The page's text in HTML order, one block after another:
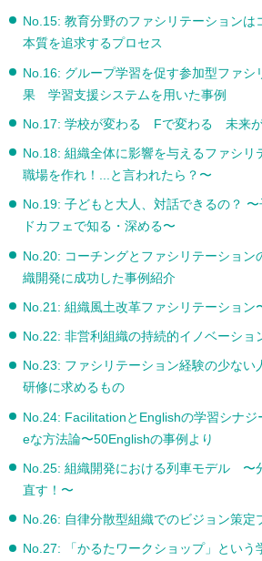
No.15: 教育分野のファシリテーションは
本質を追求するプロセス
No.16: グループ学習を促す参加型ファシ
果 学習支援システムを用いた事例
No.17: 学校が変わる Fで変わる 未来
No.18: 組織全体に影響を与えるファシリ
職場を作れ！...と言われたら？〜
No.19: 子どもと大人、対話できるの？
ドカフェで知る・深める〜
No.20: コーチングとファシリテーション
織開発に成功した事例紹介
No.21: 組織風土改革ファシリテーション
No.22: 非営利組織の持続的イノベーショ
No.23: ファシリテーション経験の少ない
研修に求めるもの
No.24: FacilitationとEnglishの学習シナ
eな方法論〜50Englishの事例より
No.25: 組織開発における列車モデル 〜
直す！〜
No.26: 自律分散型組織でのビジョン策定
No.27: 「かるたワークショップ」という